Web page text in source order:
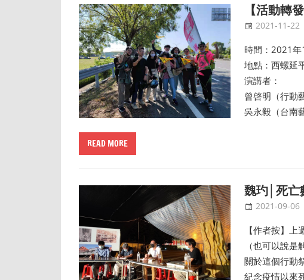
【活動轉
2021-11-22
時間：2021
地點：西螺延
演講者：
曾啓明（行動
吳永毅（台南
READ MORE
魏玓│死亡
2021-09-06
【作者按】
（也可以說
關於這個行動
紀念疫情以來